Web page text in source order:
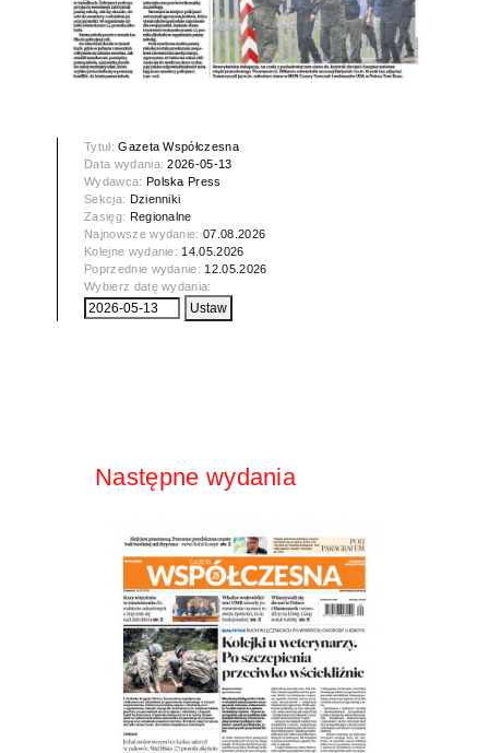
Tytuł:Gazeta Współczesna
Data wydania:2026-05-13
Wydawca: Polska Press
Sekcja: Dzienniki
Zasięg: Regionalne
Najnowsze wydanie:07.08.2026
Kolejne wydanie: 14.05.2026
Poprzednie wydanie: 12.05.2026
Wybierz datę wydania:
Następne wydania